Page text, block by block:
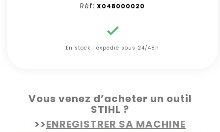
Réf: X048000020

En stock | expédié sous 24/48h
Vous venez d’acheter un outil
STIHL ?
>>ENREGISTRER SA MACHINE